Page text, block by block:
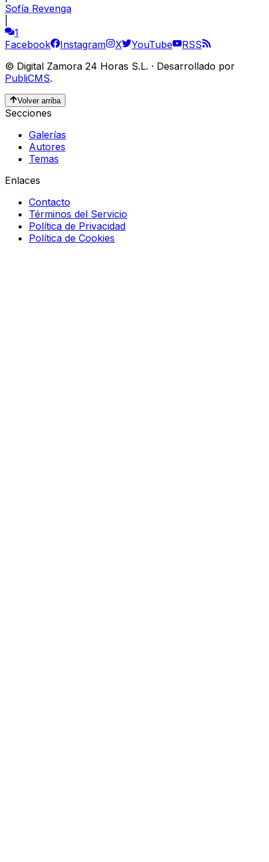
Sofía Revenga
1
Facebook
Instagram X YouTube
RSS
© Digital Zamora 24 Horas S.L. · Desarrollado por
PubliCMS.
Volver arriba
Secciones
Galerías
Autores
Temas
Enlaces
Contacto
Términos del Servicio
Política de Privacidad
Política de Cookies